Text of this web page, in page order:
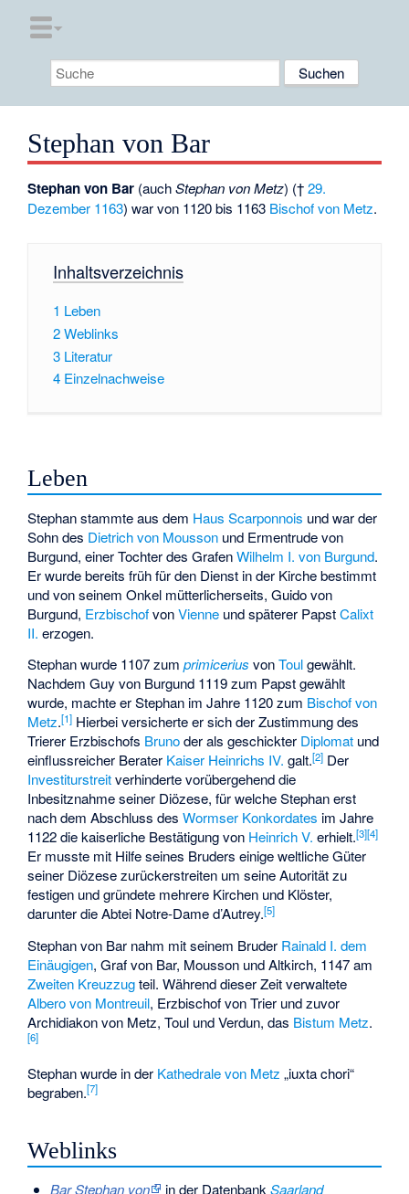
Stephan von Bar
Stephan von Bar (auchStephan von Metz) (†29.
Dezember 1163) war von 1120 bis 1163 Bischof von Metz.
Inhaltsverzeichnis
1 Leben
2Weblinks
3 Literatur
4 Einzelnachweise
Leben
Stephan stammte aus dem Haus Scarponnois und war der
Sohn des Dietrich von Mousson und Ermentrude von
Burgund, einer Tochter des GrafenWilhelm I. von Burgund.
Er wurde bereits früh für den Dienst in der Kirche bestimmt
und von seinem Onkel mütterlicherseits, Guido von
Burgund, ErzbischofvonVienne und späterer PapstCalixt
II. erzogen.
Stephan wurde 1107 zumprimicerius vonToulgewählt.
Nachdem Guy von Burgund 1119 zum Papst gewählt
wurde, machte er Stephan im Jahre 1120 zum Bischof von
Metz.[1] Hierbei versicherte er sich der Zustimmung des
Trierer Erzbischofs Brunoder als geschickter Diplomat und
einflussreicher Berater Kaiser Heinrichs IV. galt.[2] Der
Investiturstreitverhinderte vorübergehend die
Inbesitznahme seiner Diözese, für welche Stephan erst
nach dem Abschluss desWormser Konkordates im Jahre
1122 die kaiserliche Bestätigung von Heinrich V. erhielt.[3][4]
Er musste mit Hilfe seines Bruders einige weltliche Güter
seiner Diözese zurückerstreiten um seine Autorität zu
festigen und gründete mehrere Kirchen und Klöster,
darunter die Abtei Notre-Dame d’Autrey.[5]
Stephan von Bar nahm mit seinem Bruder Rainald I. dem
Einäugigen, Graf von Bar, Mousson und Altkirch, 1147 am
Zweiten Kreuzzugteil. Während dieser Zeit verwaltete
Albero von Montreuil, Erzbischof von Trier und zuvor
Archidiakon von Metz, Toul und Verdun, das Bistum Metz.
[6]
Stephan wurde in der Kathedrale von Metz „iuxta chori“
begraben.[7]
Weblinks
Bar Stephan von in der DatenbankSaarland